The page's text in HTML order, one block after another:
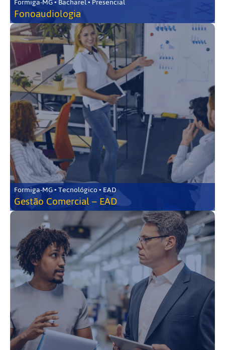
Fonoaudiologia
Formiga-MG • Tecnológico • EAD
Gestão Comercial – EAD